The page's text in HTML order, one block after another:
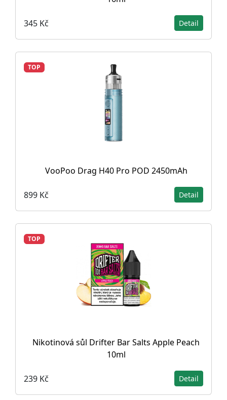
345 Kč Detail
TOP
VooPoo Drag H40 Pro POD 2450mAh
899 Kč Detail
TOP
Nikotinová sůl Drifter Bar Salts Apple Peach
10ml
239 Kč Detail